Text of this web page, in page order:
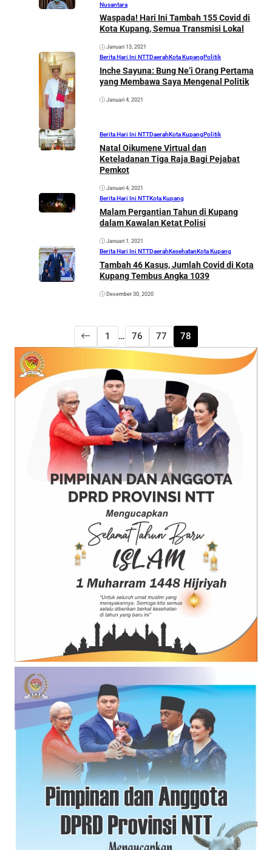
Nusantara
Waspada! Hari Ini Tambah 155 Covid di
Kota Kupang, Semua Transmisi Lokal
Januari 13, 2021
Berita Hari Ini NTTDaerah Kota Kupang Politik
Inche Sayuna: Bung Ne’i Orang Pertama
yang Membawa Saya Mengenal Politik
Januari 4, 2021
Berita Hari Ini NTTDaerahKota KupangPolitik
Natal Oikumene Virtual dan
Keteladanan Tiga Raja Bagi Pejabat
Pemkot
Januari 4, 2021
Berita Hari Ini NTTKota Kupang
Malam Pergantian Tahun di Kupang
dalam Kawalan Ketat Polisi
Januari 1, 2021
Berita Hari Ini NTTDaerahKesehatanKota Kupang
Tambah 46 Kasus, Jumlah Covid di Kota
Kupang Tembus Angka 1039
Desember 30, 2020
1 … 76 77 78